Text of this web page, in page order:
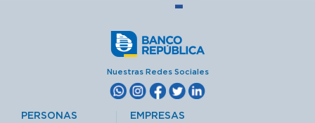
Nuestras Redes Sociales
PERSONAS EMPRESAS